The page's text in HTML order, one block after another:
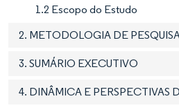
1.2 Escopo do Estudo
2. METODOLOGIA DE
3. SUMÁRIO EXECUTIVO
4. DINÂMICA E PERSPECTIVAS